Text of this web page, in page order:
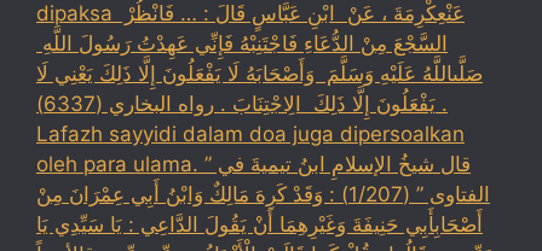
dipaksa ‏عَنْ‏‏عِكْرِمَةَ ‏، ‏عَنْ ‏ ‏ابْنِ عَبَّاسٍ ‏‏قَالَ : … فَانْظُرْ ‏‏
السَّجْعَ ‏‏مِنْ الدُّعَاءِ فَاجْتَنِبْهُ فَإِنِّي عَهِدْتُ رَسُولَ اللَّهِ ‏
‏صَلَّىاللَّهُ عَلَيْهِ وَسَلَّمَ ‏ ‏وَأَصْحَابَهُ لَا يَفْعَلُونَ إِلَّا ذَلِكَ ‏‏يَعْنِي لَا
يَفْعَلُونَ إِلَّا ذَلِكَ ‏ ‏الِاجْتِنَابَ . رواه البخاري (6337) .
Lafazh sayyidi dalam doa juga dipersoalkan
oleh para ulama. قال شيخُ الإسلامِ ابنُ تيميةَ في ”
الفتاوى ” (1/207) : وَقَدْ كَرِهَ مَالِكٌ وَابْنُ أَبِي عِمْرَانَ مِنْ
أَصْحَابِأَبِي حَنِيفَةَ وَغَيْرِهِمَا أَنْ يَقُولَ الدَّاعِي : يَا سَيِّدِي يَا